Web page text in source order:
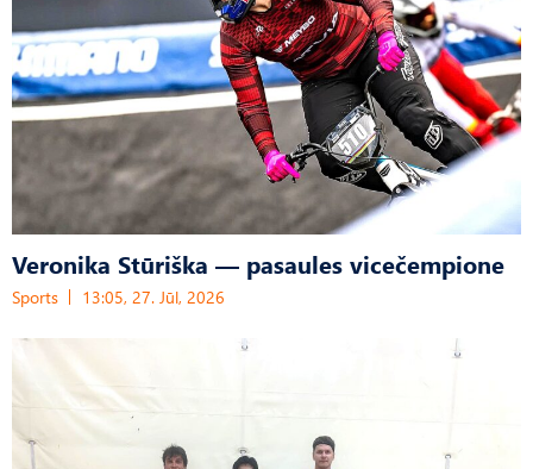
Veronika Stūriška — pasaules vicečempione
Sports 13:05, 27. Jūl, 2026